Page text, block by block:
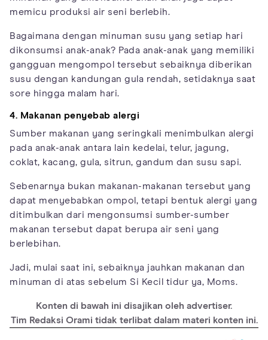
memicu produksi air seni berlebih.
Bagaimana dengan minuman susu yang setiap hari
dikonsumsi anak-anak? Pada anak-anak yang memiliki
gangguan mengompol tersebut sebaiknya diberikan
susu dengan kandungan gula rendah, setidaknya saat
sore hingga malam hari.
4. Makanan penyebab alergi
Sumber makanan yang seringkali menimbulkan alergi
pada anak-anak antara lain kedelai, telur, jagung,
coklat, kacang, gula, sitrun, gandum dan susu sapi.
Sebenarnya bukan makanan-makanan tersebut yang
dapat menyebabkan ompol, tetapi bentuk alergi yang
ditimbulkan dari mengonsumsi sumber-sumber
makanan tersebut dapat berupa air seni yang
berlebihan.
Jadi, mulai saat ini, sebaiknya jauhkan makanan dan
minuman di atas sebelum Si Kecil tidur ya, Moms.
Konten di bawah ini disajikan oleh advertiser.
Tim Redaksi Orami tidak terlibat dalam materi konten ini.